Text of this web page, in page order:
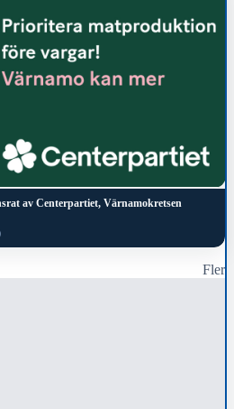
av Centerpartiet, Värnamokretsen
Fler